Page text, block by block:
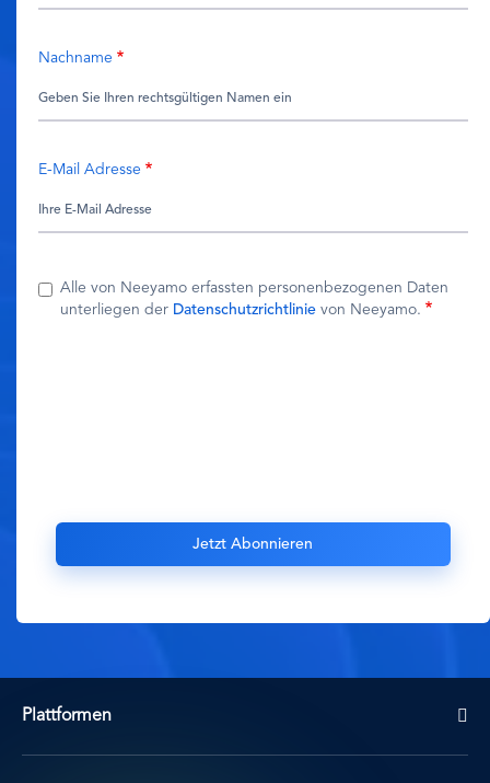
Nachname
E-Mail Adresse
Alle von Neeyamo erfassten personenbezogenen Daten
unterliegen der Datenschutzrichtlinie von Neeyamo.
Plattformen